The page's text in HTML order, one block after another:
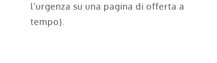
l’urgenza su una pagina di offerta a
tempo).